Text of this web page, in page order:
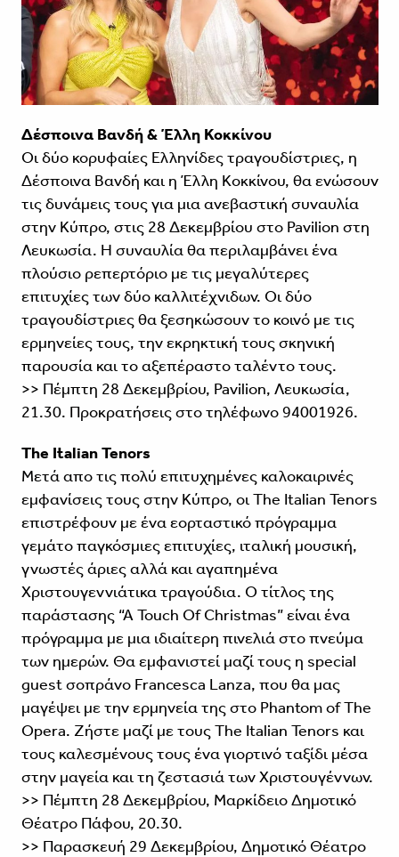
Δέσποινα Βανδή & Έλλη Κοκκίνου
Οι δύο κορυφαίες Ελληνίδες τραγουδίστριες, η
Δέσποινα Βανδή και η Έλλη Κοκκίνου, θα ενώσουν
τις δυνάμεις τους για μια ανεβαστική συναυλία
στην Κύπρο, στις 28 Δεκεμβρίου στο Pavilion στη
Λευκωσία. Η συναυλία θα περιλαμβάνει ένα
πλούσιο ρεπερτόριο με τις μεγαλύτερες
επιτυχίες των δύο καλλιτέχνιδων. Οι δύο
τραγουδίστριες θα ξεσηκώσουν το κοινό με τις
ερμηνείες τους, την εκρηκτική τους σκηνική
παρουσία και το αξεπέραστο ταλέντο τους.
>> Πέμπτη 28 Δεκεμβρίου, Pavilion, Λευκωσία,
21.30. Προκρατήσεις στο τηλέφωνο 94001926.
The Italian Tenors
Μετά απο τις πολύ επιτυχημένες καλοκαιρινές
εμφανίσεις τους στην Κύπρο, οι The Italian Tenors
επιστρέφουν με ένα εορταστικό πρόγραμμα
γεμάτο παγκόσμιες επιτυχίες, ιταλική μουσική,
γνωστές άριες αλλά και αγαπημένα
Χριστουγεννιάτικα τραγούδια. Ο τίτλος της
παράστασης “Α Touch Of Christmas” είναι ένα
πρόγραμμα με μια ιδιαίτερη πινελιά στο πνεύμα
των ημερών. Θα εμφανιστεί μαζί τους η special
guest σοπράνο Francesca Lanza, που θα μας
μαγέψει με την ερμηνεία της στο Phantom of The
Opera. Ζήστε μαζί με τους The Italian Tenors και
τους καλεσμένους τους ένα γιορτινό ταξίδι μέσα
στην μαγεία και τη ζεστασιά των Χριστουγέννων.
>> Πέμπτη 28 Δεκεμβρίου, Μαρκίδειο Δημοτικό
Θέατρο Πάφου, 20.30.
>> Παρασκευή 29 Δεκεμβρίου, Δημοτικό Θέατρο